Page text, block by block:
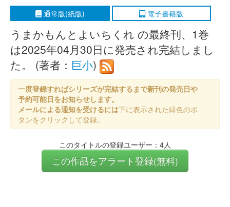
通常版(紙版) 電子書籍版
うまかもんとよいちくれ の最終刊、1巻
は2025年04月30日に発売され完結しまし
た。 (著者： 巨小)
一度登録すればシリーズが完結するまで新刊の発売日や
予約可能日をお知らせします。
メールによる通知を受けるには下に表示された緑色のボ
タンをクリックして登録。
このタイトルの登録ユーザー：4人
この作品をアラート登録(無料)